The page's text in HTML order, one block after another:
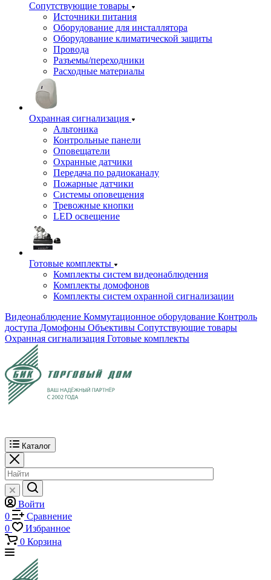
Сопутствующие товары
Источники питания
Оборудование для инсталлятора
Оборудование климатической защиты
Провода
Разъемы/переходники
Расходные материалы
Охранная сигнализация
Альтоника
Контрольные панели
Оповещатели
Охранные датчики
Передача по радиоканалу
Пожарные датчики
Системы оповещения
Тревожные кнопки
LED освещение
Готовые комплекты
Комплекты систем видеонаблюдения
Комплекты домофонов
Комплекты систем охранной сигнализации
Видеонаблюдение Коммутационное оборудование Контроль
доступа Домофоны Объективы Сопутствующие товары
Охранная сигнализация Готовые комплекты
Каталог
Войти
0
Сравнение
0
Избранное
0 Корзина